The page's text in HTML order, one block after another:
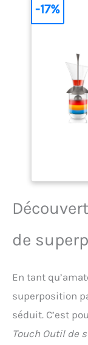
-17%
de
En tant
superposition
séduit. C’est
Touch Outil de